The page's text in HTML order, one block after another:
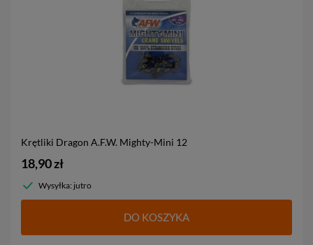
Krętliki Dragon A.F.W. Mighty-Mini 12
18,90 zł
Wysyłka: jutro
DO KOSZYKA